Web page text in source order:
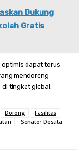
Dukung
Gratis
optimis dapat terus
mendorong
tingkat global.
Dorong
Fasilitas
Senator Destita